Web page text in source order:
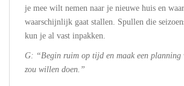
je mee wilt nemen naar je nieuwe huis en
waarschijnlijk gaat stallen. Spullen die
kun je al vast inpakken.
G: “Begin ruim op tijd en maak een planning
zou willen doen.”